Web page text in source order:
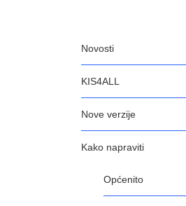
Novosti
KIS4ALL
Nove verzije
Kako napraviti
Općenito